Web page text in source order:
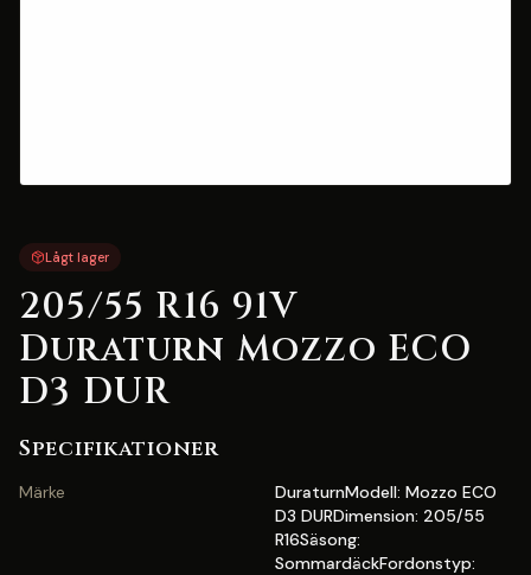
Lågt lager
205/55 R16 91V
Duraturn Mozzo ECO
D3 DUR
Specifikationer
Märke
DuraturnModell: Mozzo ECO
D3 DURDimension: 205/55
R16Säsong:
SommardäckFordonstyp: